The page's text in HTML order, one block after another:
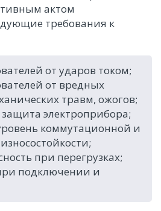
актом
требования к
от ударов током;
от вредных
травм, ожогов;
электроприбора;
коммутационной и
при перегрузках;
подключении и